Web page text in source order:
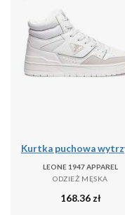
LEONE 1947 APPAREL
ODZIEŻ MĘSKA
168.36zł